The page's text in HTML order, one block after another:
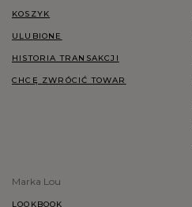
KOSZYK
ULUBIONE
HISTORIA TRANSAKCJI
CHCĘ ZWRÓCIĆ TOWAR
Marka Lou
LOOKBOOK